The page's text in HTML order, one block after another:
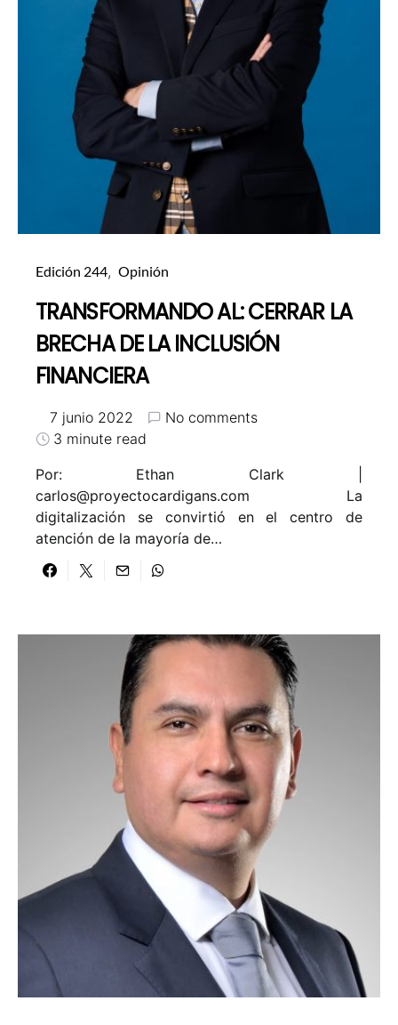
Edición 244 Opinión
TRANSFORMANDO AL: CERRAR LA
BRECHA DE LA INCLUSIÓN
FINANCIERA
7 junio 2022
No comments
3 minute read
Por: Ethan Clark |
carlos@proyectocardigans.com La
digitalización se convirtió en el centro de
atención de la mayoría de…